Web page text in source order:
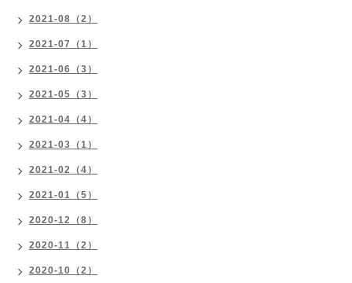
2021-08（2）
2021-07（1）
2021-06（3）
2021-05（3）
2021-04（4）
2021-03（1）
2021-02（4）
2021-01（5）
2020-12（8）
2020-11（2）
2020-10（2）